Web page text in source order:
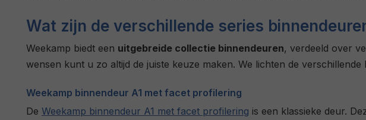
Wat zijn de verschillende series
Weekamp biedt een uitgebreide collectie binnendeuren, verdeeld over
wensen kunt u zo altijd de juiste keuze maken. We lichten de
Weekamp binnendeur A1 met facet profilering
De Weekamp binnendeur A1 met facet profilering is een klassieke deur.